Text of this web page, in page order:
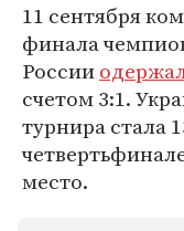
11 сентября
финала
России
счетом 3:1.
турнира стала
место.